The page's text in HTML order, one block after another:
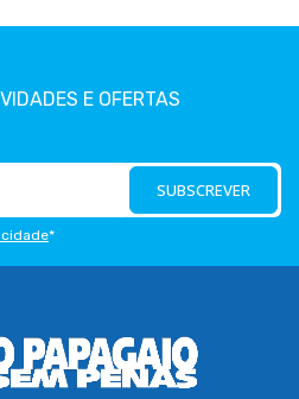
E OFERTAS
SUBSCREVER
*